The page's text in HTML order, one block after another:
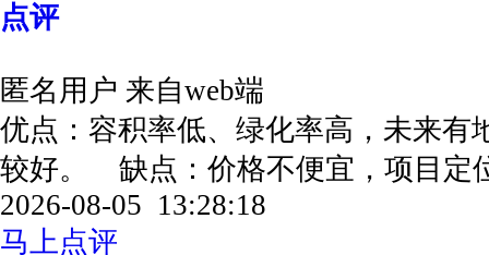
点评
匿名用户 来自web端
优点：容积率低、绿化率高，未来有
较好。 缺点：价格不便宜，项目
2026-08-05 13:28:18
马上点评